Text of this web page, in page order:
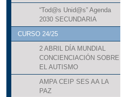
“Tod@s Unid@s” Agenda
2030 SECUNDARIA
CURSO 24/25
2 ABRIL DÍA MUNDIAL
CONCIENCIACIÓN SOBRE
EL AUTISMO
AMPA CEIP SES AA LA
PAZ